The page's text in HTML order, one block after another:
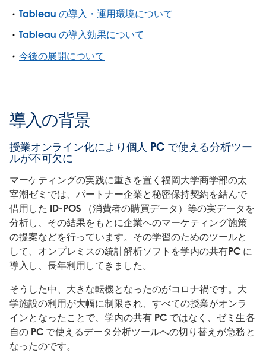
Tableau の導入・運用環境について
Tableau の導入効果について
今後の展開について
導入の背景
授業オンライン化により個人 PC で使える分析ツー
ルが不可欠に
マーケティングの実践に重きを置く福岡大学商学部の太
宰潮ゼミでは、パートナー企業と秘密保持契約を結んで
借用した ID-POS （消費者の購買データ）等の実データを
分析し、その結果をもとに企業へのマーケティング施策
の提案などを行っています。その学習のためのツールと
して、オンプレミスの統計解析ソフトを学内の共有PC に
導入し、長年利用してきました。
そうした中、大きな転機となったのがコロナ禍です。大
学施設の利用が大幅に制限され、すべての授業がオンラ
インとなったことで、学内の共有 PC ではなく、ゼミ生各
自の PC で使えるデータ分析ツールへの切り替えが急務と
なったのです。